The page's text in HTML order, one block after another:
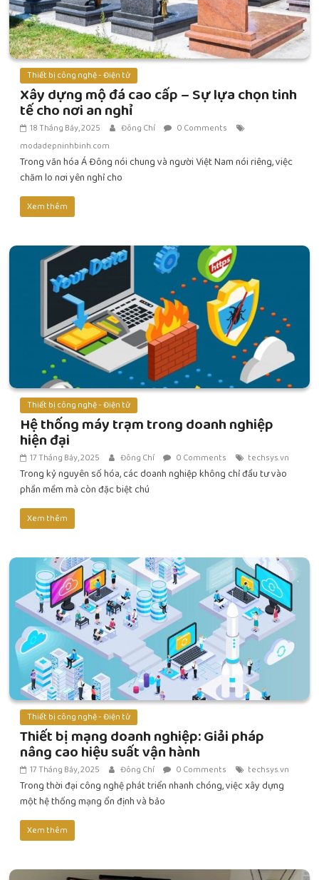
Thiết bị công nghệ - Điện tử
Xây dựng mộ đá cao cấp – Sự lựa chọn tinh
tế cho nơi an nghỉ
18 Tháng Bảy, 2025 Đông Chí
0 Comments
modadepninhbinh.com
Trong văn hóa Á Đông nói chung và người Việt Nam nói riêng, việc
chăm lo nơi yên nghỉ cho
Xem thêm
Thiết bị công nghệ - Điện tử
Hệ thống máy trạm trong doanh nghiệp
hiện đại
17 Tháng Bảy, 2025 Đông Chí 0 Comments techsys.vn
Trong kỷ nguyên số hóa, các doanh nghiệp không chỉ đầu tư vào
phần mềm mà còn đặc biệt chú
Xem thêm
Thiết bị công nghệ - Điện tử
Thiết bị mạng doanh nghiệp: Giải pháp
nâng cao hiệu suất vận hành
17 Tháng Bảy, 2025 Đông Chí 0 Comments techsys.vn
Trong thời đại công nghệ phát triển nhanh chóng, việc xây dựng
một hệ thống mạng ổn định và bảo
Xem thêm